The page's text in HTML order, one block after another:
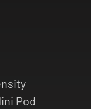
Pod